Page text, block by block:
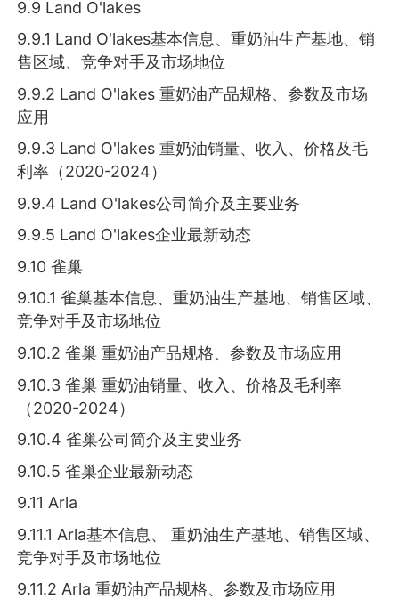
9.9 Land O'lakes
9.9.1 Land O'lakes基本信息、重奶油生产基地、销
售区域、竞争对手及市场地位
9.9.2 Land O'lakes 重奶油产品规格、参数及市场
应用
9.9.3 Land O'lakes 重奶油销量、收入、价格及毛
利率（2020-2024）
9.9.4 Land O'lakes公司简介及主要业务
9.9.5 Land O'lakes企业最新动态
9.10 雀巢
9.10.1 雀巢基本信息、重奶油生产基地、销售区域、
竞争对手及市场地位
9.10.2 雀巢 重奶油产品规格、参数及市场应用
9.10.3 雀巢 重奶油销量、收入、价格及毛利率
（2020-2024）
9.10.4 雀巢公司简介及主要业务
9.10.5 雀巢企业最新动态
9.11 Arla
9.11.1 Arla基本信息、 重奶油生产基地、销售区域、
竞争对手及市场地位
9.11.2 Arla 重奶油产品规格、参数及市场应用